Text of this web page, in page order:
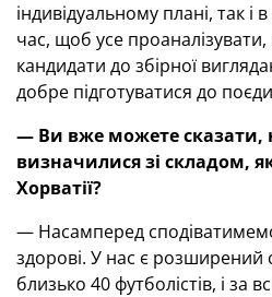
індивідуальному плані, так
час, щоб усе
кандидати до збірної
добре підготуватися до
— Ви вже можете сказати,
визначилися зі складом,
Хорватії?
— Насамперед
здорові. У нас є розширений
близько 40 футболістів, і за